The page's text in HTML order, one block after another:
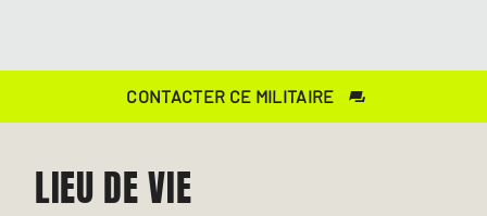
CONTACTER CE MILITAIRE
LIEU DE VIE